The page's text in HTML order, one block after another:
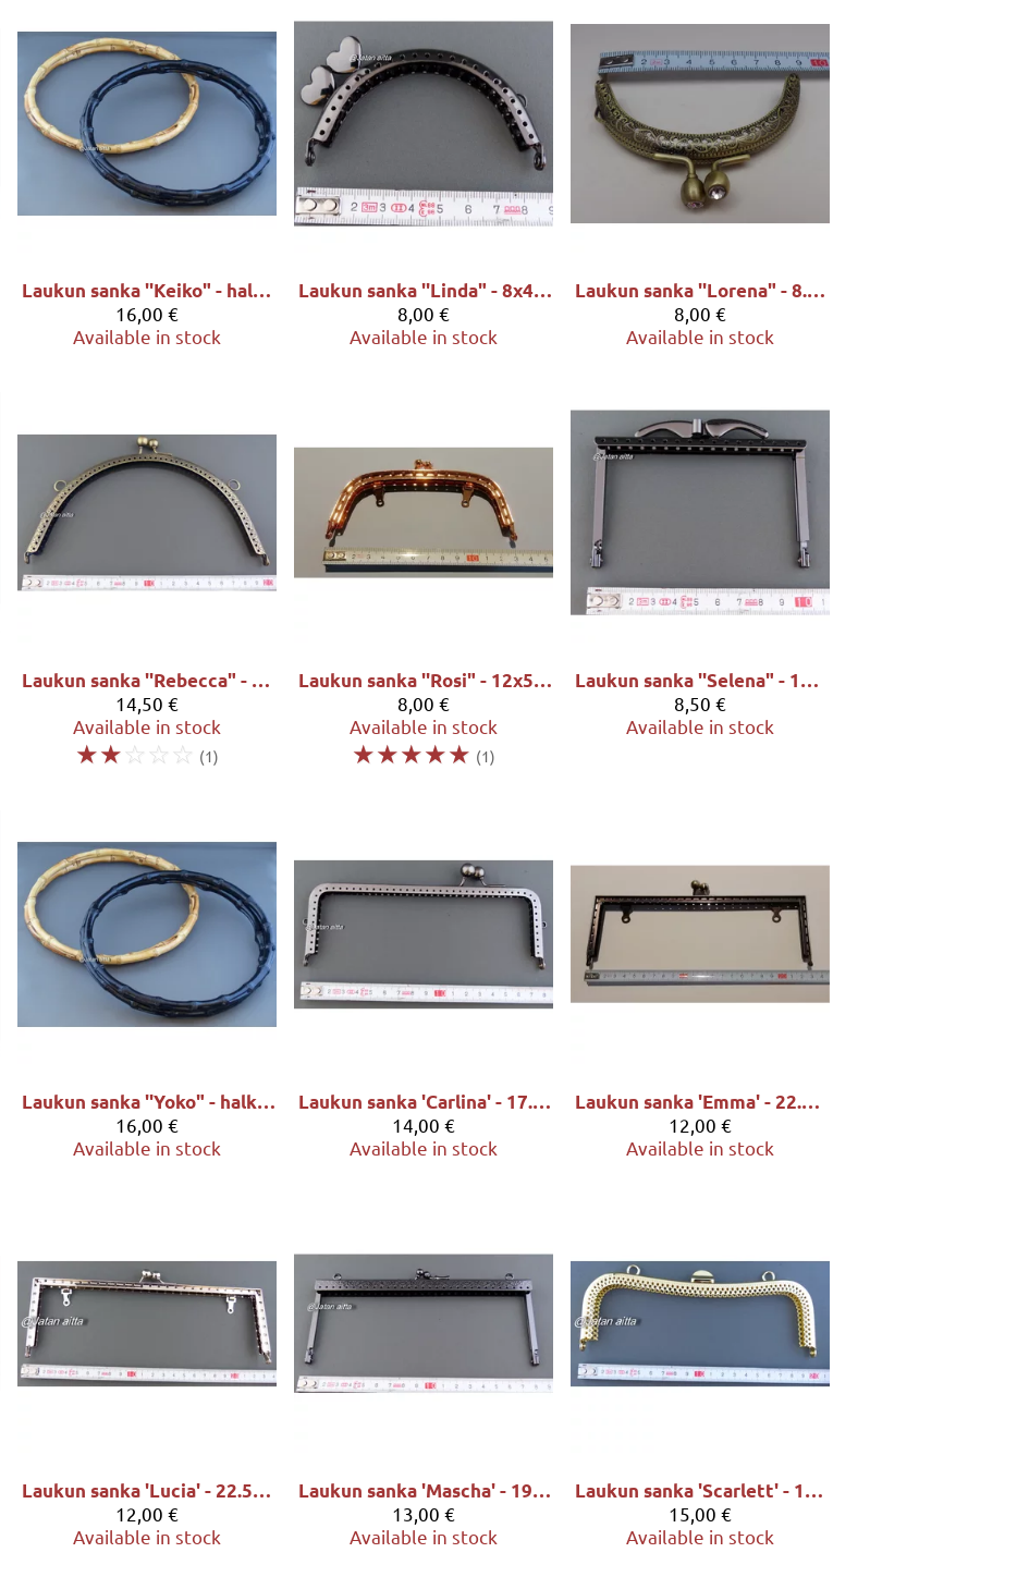
Laukun sanka ''Keiko" - halk. 22cm, sävy VAALEA BAMBU
16,00 €
Available in stock
Laukun sanka ''Linda" - 8x4.7cm, sävy tummahopea
8,00 €
Available in stock
Laukun sanka ''Lorena" - 8.5x4.5cm, sävy antiikkimessinki
8,00 €
Available in stock
Laukun sanka ''Rebecca" - 20x10.5cm, sävy antiikkimessinki
14,50 €
Available in stock
☆☆☆ ☆ ☆ (1)
Laukun sanka ''Rosi" - 12x5cm, sävy ruusukulta
8,00 €
Available in stock
☆☆☆☆☆ (1)
Laukun sanka ''Selena" - 10.4x6.5cm, sävy tummahopea
8,50 €
Available in stock
Laukun sanka ''Yoko" - halk. 22cm, sävy MUSTA
16,00 €
Available in stock
Laukun sanka 'Carlina' - 17.7x6.3cm, sävy hopeapatina
14,00 €
Available in stock
Laukun sanka 'Emma' - 22.5x7.5cm, sävy messinkipatina
12,00 €
Available in stock
Laukun sanka 'Lucia' - 22.5x7.5cm, sävy hopea
12,00 €
Available in stock
Laukun sanka 'Mascha' - 19x7.6cm, sävy tummahopea
13,00 €
Available in stock
Laukun sanka 'Scarlett' - 19.7x7cm, sävy kulta
15,00 €
Available in stock